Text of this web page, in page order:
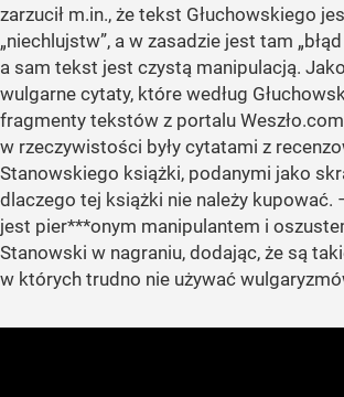
zarzucił m.in., że tekst Głuchowskiego
„niechlujstw”, a w zasadzie jest tam „błąd
a sam tekst jest czystą manipulacją.
wulgarne cytaty, które według
fragmenty tekstów z portalu
w rzeczywistości były cytatami z
Stanowskiego książki, podanymi jako
dlaczego tej książki nie należy kupować.
jest pier***onym manipulantem i
Stanowski w nagraniu, dodając, że są
w których trudno nie używać